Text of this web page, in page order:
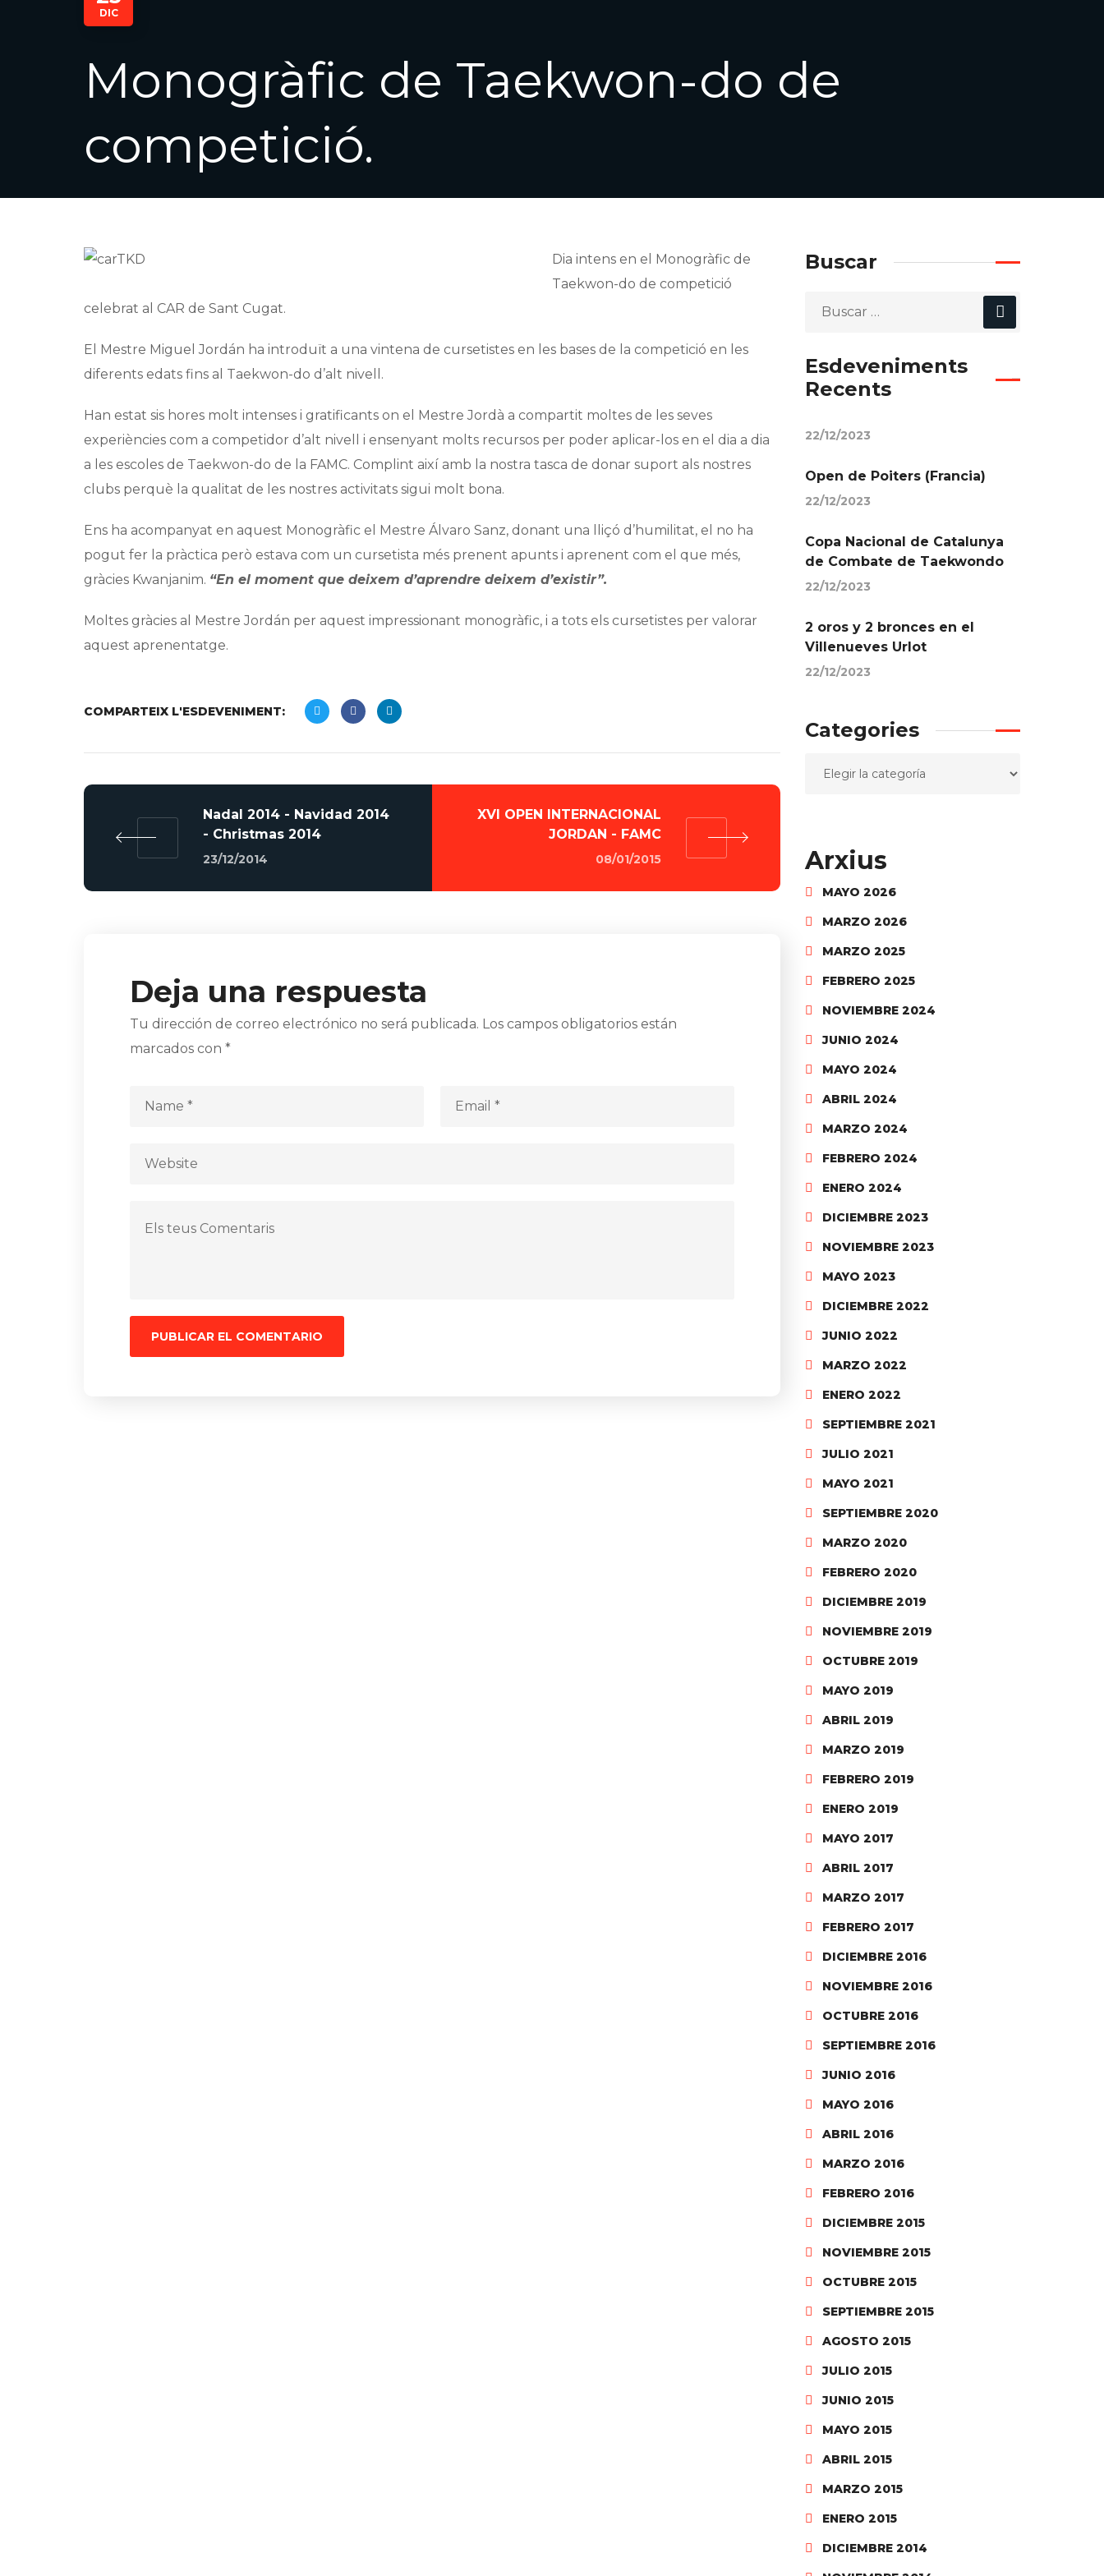
DIC
Monogràfic de Taekwon-do de
competició.
Dia intens en el Monogràfic de
Taekwon-do de competició
celebrat al CAR de Sant Cugat.
El Mestre Miguel Jordán ha introduït a una vintena de cursetistes en les bases de la competició en les
diferents edats fins al Taekwon-do d’alt nivell.
Han estat sis hores molt intenses i gratificants on el Mestre Jordà a compartit moltes de les seves
experiències com a competidor d’alt nivell i ensenyant molts recursos per poder aplicar-los en el dia a dia
a les escoles de Taekwon-do de la FAMC. Complint així amb la nostra tasca de donar suport als nostres
clubs perquè la qualitat de les nostres activitats sigui molt bona.
Ens ha acompanyat en aquest Monogràfic el Mestre Álvaro Sanz, donant una lliçó d’humilitat, el no ha
pogut fer la pràctica però estava com un cursetista més prenent apunts i aprenent com el que més,
gràcies Kwanjanim. “En el moment que deixem d’aprendre deixem d’existir”.
Moltes gràcies al Mestre Jordán per aquest impressionant monogràfic, i a tots els cursetistes per valorar
aquest aprenentatge.
COMPARTEIX L'ESDEVENIMENT:
Nadal 2014 - Navidad 2014
- Christmas 2014
23/12/2014
XVI OPEN INTERNACIONAL
JORDAN - FAMC
08/01/2015
Deja una respuesta
Tu dirección de correo electrónico no será publicada. Los campos obligatorios están
marcados con *
Buscar
Esdeveniments
Recents
22/12/2023
Open de Poiters (Francia)
22/12/2023
Copa Nacional de Catalunya
de Combate de Taekwondo
22/12/2023
2 oros y 2 bronces en el
Villenueves Urlot
22/12/2023
Categories
Arxius
MAYO 2026
MARZO 2026
MARZO 2025
FEBRERO 2025
NOVIEMBRE 2024
JUNIO 2024
MAYO 2024
ABRIL 2024
MARZO 2024
FEBRERO 2024
ENERO 2024
DICIEMBRE 2023
NOVIEMBRE 2023
MAYO 2023
DICIEMBRE 2022
JUNIO 2022
MARZO 2022
ENERO 2022
SEPTIEMBRE 2021
JULIO 2021
MAYO 2021
SEPTIEMBRE 2020
MARZO 2020
FEBRERO 2020
DICIEMBRE 2019
NOVIEMBRE 2019
OCTUBRE 2019
MAYO 2019
ABRIL 2019
MARZO 2019
FEBRERO 2019
ENERO 2019
MAYO 2017
ABRIL 2017
MARZO 2017
FEBRERO 2017
DICIEMBRE 2016
NOVIEMBRE 2016
OCTUBRE 2016
SEPTIEMBRE 2016
JUNIO 2016
MAYO 2016
ABRIL 2016
MARZO 2016
FEBRERO 2016
DICIEMBRE 2015
NOVIEMBRE 2015
OCTUBRE 2015
SEPTIEMBRE 2015
AGOSTO 2015
JULIO 2015
JUNIO 2015
MAYO 2015
ABRIL 2015
MARZO 2015
ENERO 2015
DICIEMBRE 2014